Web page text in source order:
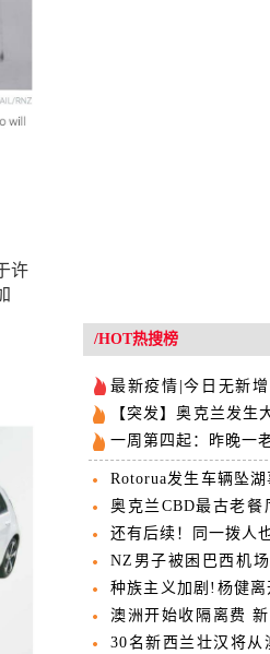
许
/HOT热搜榜
最新疫情|今日无新
自费隔离
【突发】奥克兰发生
断电
一周第四起：昨晚一
Rotorua发生车辆坠
具遗体
奥克兰CBD最古老
名满天下
还有后续！同一拨人
鸡蛋！
NZ男子被困巴西机
回奥克兰
种族主义加剧!杨健
多华人议员
澳洲开始收隔离费
吗？
30名新西兰壮汉将从